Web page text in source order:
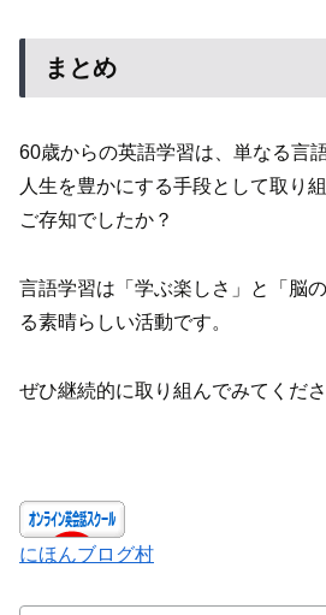
まとめ
60歳からの英語学習は、単なる言
人生を豊かにする手段として取り
ご存知でしたか？
言語学習は「学ぶ楽しさ」と「脳
る素晴らしい活動です。
ぜひ継続的に取り組んでみてくださ
にほんブログ村